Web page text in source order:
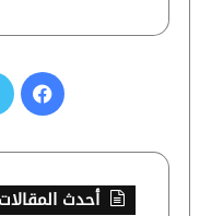
ف
س
أحدث المقالات